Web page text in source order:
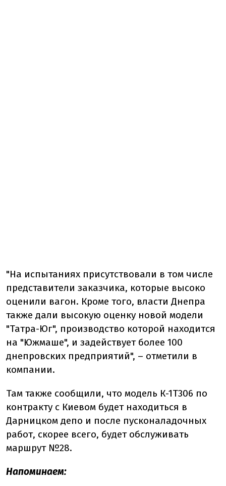
"На испытаниях присутствовали в том числе
представители заказчика, которые высоко
оценили вагон. Кроме того, власти Днепра
также дали высокую оценку новой модели
"Татра-Юг", производство которой находится
на "Южмаше", и задействует более 100
днепровских предприятий", – отметили в
компании.
Там также сообщили, что модель К-1Т306 по
контракту с Киевом будет находиться в
Дарницком депо и после пусконаладочных
работ, скорее всего, будет обслуживать
маршрут №28.
Напоминаем: